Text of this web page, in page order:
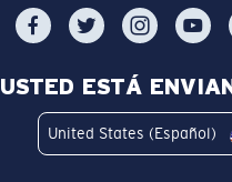
USTED ESTÁ
United States (Español)